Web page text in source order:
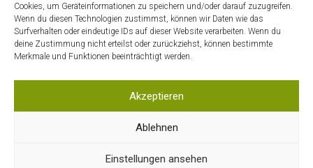
Cookies, um Geräteinformationen zu speichern und/oder darauf zuzugreifen.
Wenn du diesen Technologien zustimmst, können wir Daten wie das
Surfverhalten oder eindeutige IDs auf dieser Website verarbeiten. Wenn du
deine Zustimmung nicht erteilst oder zurückziehst, können bestimmte
Merkmale und Funktionen beeinträchtigt werden.
Akzeptieren
Ablehnen
Einstellungen ansehen
HOME
KONTAKT
MEIN ACCOUNT
WARENKORB
DATENSCHUTZ
IMPRESSUM